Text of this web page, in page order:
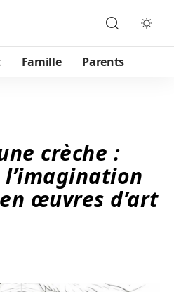
Famille Parents
crèche :
œuvres d’art